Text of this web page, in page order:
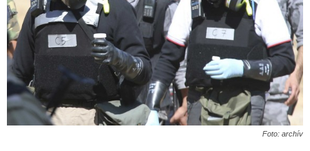
Foto: archív